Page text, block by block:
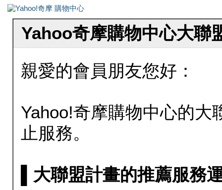
Yahoo奇摩購物中心大聯
親愛的會員朋友您好：
Yahoo!奇摩購物中心的大
止服務。
▌大聯盟計畫的推薦服務